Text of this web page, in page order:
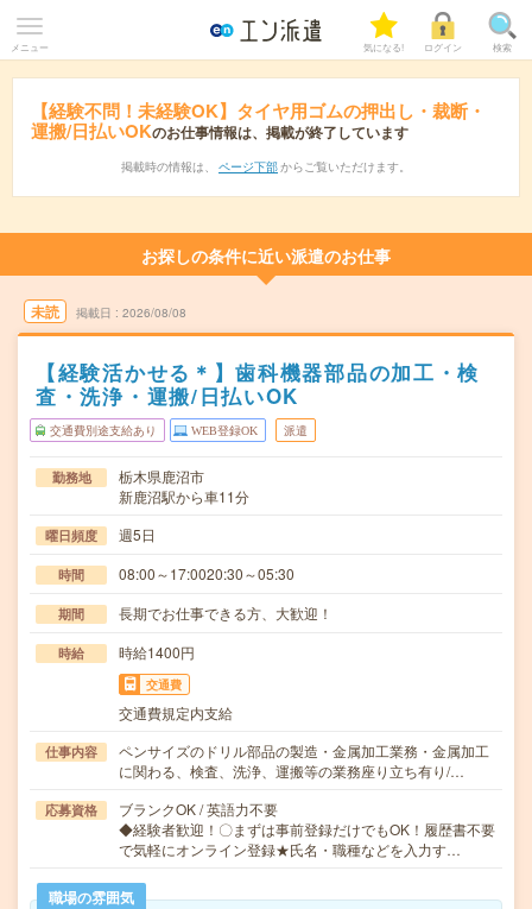
メニュー 気になる! ログイン 検索
【経験不問！未経験OK】タイヤ用ゴムの押出し・裁断・
運搬/日払いOKのお仕事情報は、掲載が終了しています
掲載時の情報は、 ページ下部 からご覧いただけます。
お探しの条件に近い派遣のお仕事
未読 掲載日 2026/08/08
【経験活かせる＊】歯科機器部品の加工・検
査・洗浄・運搬/日払いOK
交通費別途支給あり WEB登録OK 派遣
勤務地
栃木県鹿沼市
新鹿沼駅から車11分
曜日頻度 週5日
時間 08:00～17:0020:30～05:30
期間 長期でお仕事できる方、大歓迎！
時給 時給1400円
交通費
交通費規定内支給
仕事内容
ペンサイズのドリル部品の製造・金属加工業務・金属加工
に関わる、検査、洗浄、運搬等の業務座り立ち有り/…
応募資格
ブランクOK / 英語力不要
◆経験者歓迎！〇まずは事前登録だけでもOK！履歴書不要
で気軽にオンライン登録★氏名・職種などを入力す…
職場の雰囲気